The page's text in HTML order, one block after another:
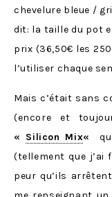
chevelure bleue /
dit: la taille du pot
prix (36,50€ les
l’utiliser chaque
Mais c’était sans
(encore et
« Silicon Mix«
(tellement que j’ai
peur qu’ils